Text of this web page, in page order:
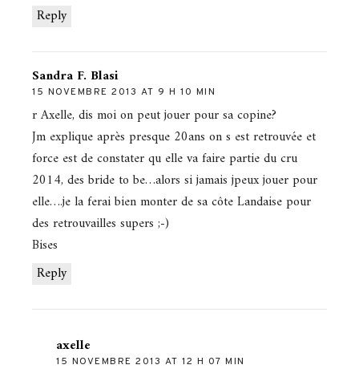
Reply
Sandra F. Blasi
15 NOVEMBRE 2013 AT 9 H 10 MIN
Reply
r Axelle, dis moi on peut jouer pour sa copine?
Jm explique après presque 20ans on s est retrouvée et
force est de constater qu elle va faire partie du cru
2014, des bride to be…alors si jamais jpeux jouer pour
elle….je la ferai bien monter de sa côte Landaise pour
des retrouvailles supers ;-)
Bises
axelle
15 NOVEMBRE 2013 AT 12 H 07 MIN